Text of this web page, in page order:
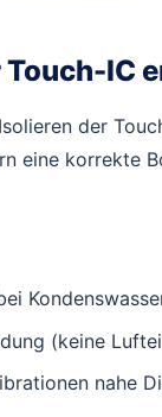
IC
der
eine korrekte
(keine
nahe